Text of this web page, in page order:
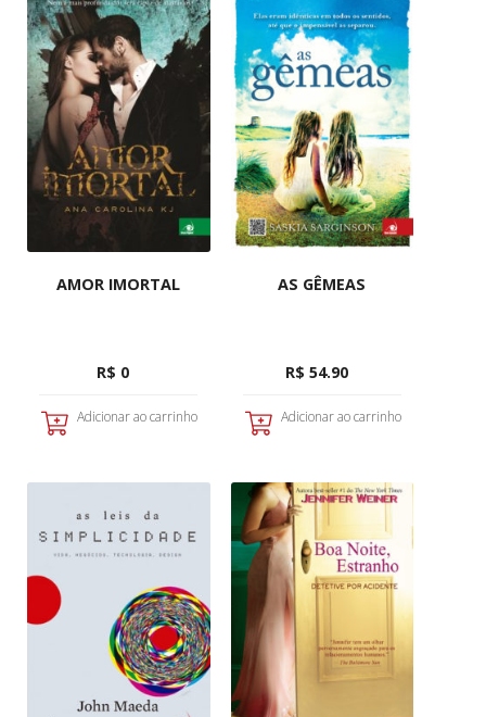
AMOR IMORTAL
R$ 0
Adicionar ao carrinho
AS GÊMEAS
R$ 54.90
Adicionar ao carrinho